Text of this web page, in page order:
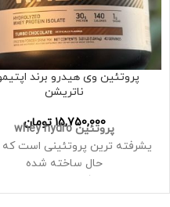
پروتئین وی هیدرو برند
ناتریشن
15,750,000 تومان
پروتئین whey hydro
یشرفته ترین پروتئینی است که
حال ساخته شده
این پروتئین فوق العاده خالص
به سرعت وارد سیستم و